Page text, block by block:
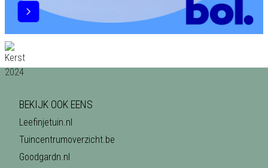
BEKIJK OOK EENS
Leefinjetuin.nl
Tuincentrumoverzicht.be
Goodgardn.nl